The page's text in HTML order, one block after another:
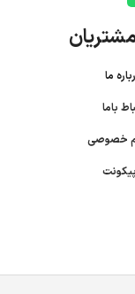
ما
باما
خصوصی